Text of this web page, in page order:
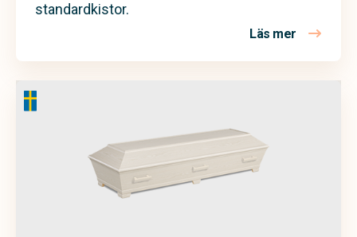
standardkistor.
Läs mer om Natur